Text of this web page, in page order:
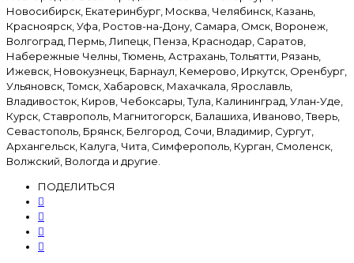
Новосибирск, Екатеринбург, Москва, Челябинск, Казань,
Красноярск, Уфа, Ростов-на-Дону, Самара, Омск, Воронеж,
Волгоград, Пермь, Липецк, Пенза, Краснодар, Саратов,
Набережные Челны, Тюмень, Астрахань, Тольятти, Рязань,
Ижевск, Новокузнецк, Барнаул, Кемерово, Иркутск, Оренбург,
Ульяновск, Томск, Хабаровск, Махачкала, Ярославль,
Владивосток, Киров, Чебоксары, Тула, Калининград, Улан-Уде,
Курск, Ставрополь, Магнитогорск, Балашиха, Иваново, Тверь,
Севастополь, Брянск, Белгород, Сочи, Владимир, Сургут,
Архангельск, Калуга, Чита, Симферополь, Курган, Смоленск,
Волжский, Вологда и другие.
ПОДЕЛИТЬСЯ